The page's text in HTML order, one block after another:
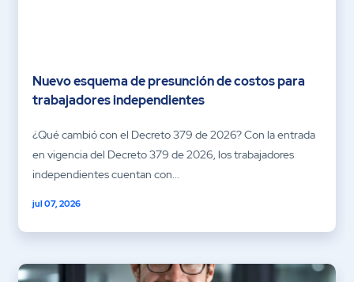
Nuevo esquema de presunción de costos para
trabajadores independientes
¿Qué cambió con el Decreto 379 de 2026? Con la entrada
en vigencia del Decreto 379 de 2026, los trabajadores
independientes cuentan con...
jul 07, 2026